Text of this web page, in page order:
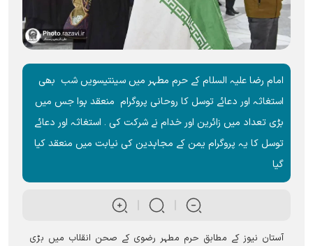
امام رضا علیہ السلام کے حرم مطہر میں سینتیسویں شب بھی
استغاثہ اور دعائے توسل کا روحانی پروگرام منعقد ہوا جس میں
بڑی تعداد میں زائرین اور خدام نے شرکت کی ۔ استغاثہ اور دعائے
توسل کا یہ پروگرام یمن کے مجاہدین کی نیابت میں منعقد کیا
گیا
آستان نیوز کے مطابق حرم مطہر رضوی کے صحن انقلاب میں بڑی